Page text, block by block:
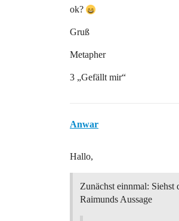
ok?
Gruß
Metapher
3 „Gefällt mir“
Anwar
Hallo,
Zunächst einnmal: Siehst
Raimunds Aussage